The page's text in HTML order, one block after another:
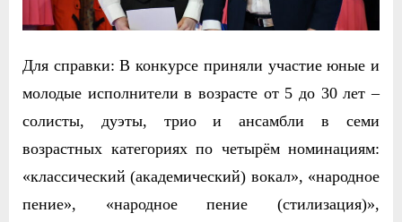
Для справки: В конкурсе приняли участие юные и
молодые исполнители в возрасте от 5 до 30 лет –
солисты, дуэты, трио и ансамбли в семи
возрастных категориях по четырём номинациям:
«классический (академический) вокал», «народное
пение», «народное пение (стилизация)»,